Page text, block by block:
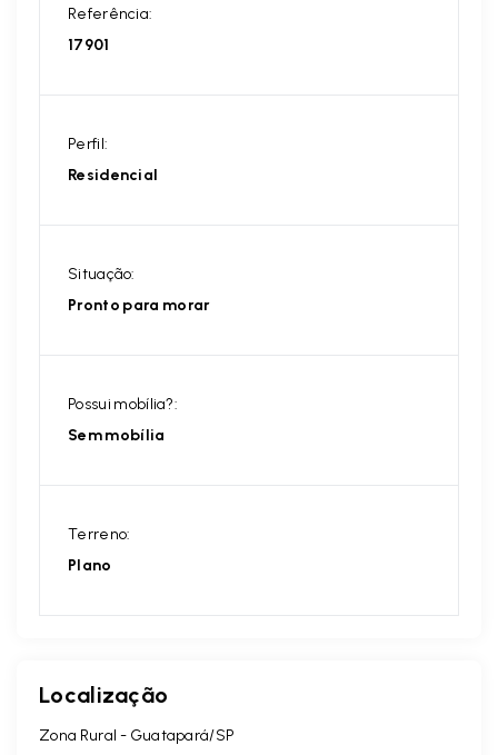
Referência:
17901
Perfil:
Residencial
Situação:
Pronto para morar
Possui mobília?:
Sem mobília
Terreno:
Plano
Localização
Zona Rural - Guatapará/SP